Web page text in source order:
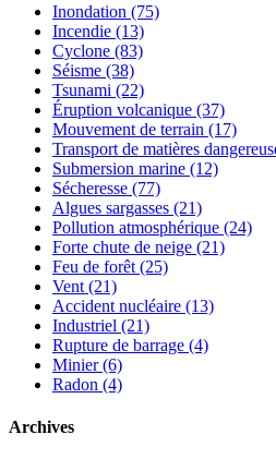
Inondation (75)
Incendie (13)
Cyclone (83)
Séisme (38)
Tsunami (22)
Éruption volcanique (37)
Mouvement de terrain (17)
Transport de matières
Submersion marine (12)
Sécheresse (77)
Algues sargasses (21)
Pollution atmosphérique (24)
Forte chute de neige (21)
Feu de forêt (25)
Vent (21)
Accident nucléaire (13)
Industriel (21)
Rupture de barrage (4)
Minier (6)
Radon (4)
Archives